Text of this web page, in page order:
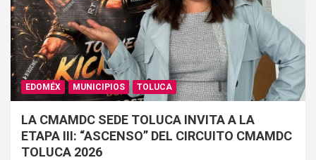
EDOMÉX MUNICIPIOS TOLUCA
LA CMAMDC SEDE TOLUCA INVITA A LA
ETAPA III: “ASCENSO” DEL CIRCUITO CMAMDC
TOLUCA 2026